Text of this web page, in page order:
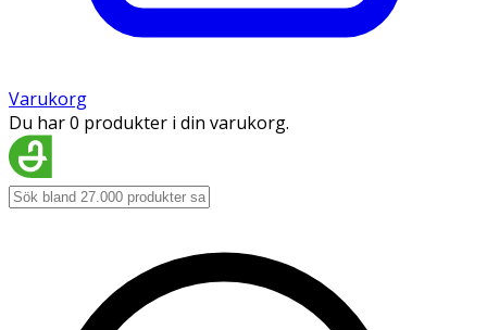
Varukorg
Du har 0 produkter i din varukorg.